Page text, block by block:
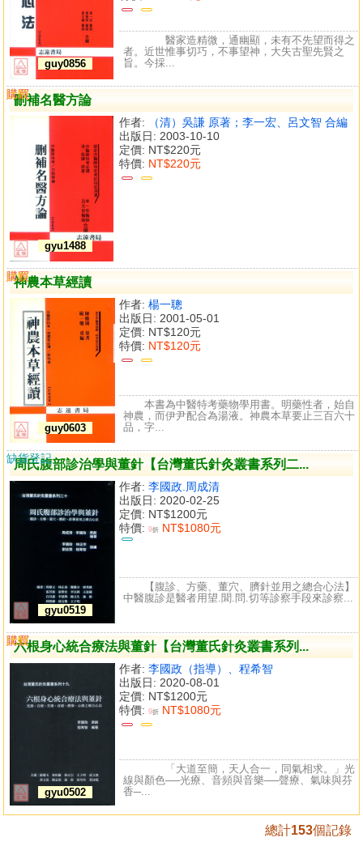
guy0856
醫家造精微，通幽顯，未有不先望而得之
者。近世惟事切巧，不事望神，大失古聖先賢之
旨。今採...
刪補名醫方論
gyu1488
作者:
（清）吳謙 原著；李一宏、呂文智 合編
出版日: 2003-10-10
定價: NT$220元
特價: NT$220元
購買
比較
神農本草經讀
guy0603
作者: 楊一聰
出版日: 2001-05-01
定價: NT$120元
特價: NT$120元
購買
比較
本書為中醫特考藥物學用書。明藥性者，始自
神農，而伊尹配合為湯液。神農本草要止三百六十
品，字...
周氏腹部診治學與董針【台灣董氏針灸叢書系列二...
gyu0519
作者: 李國政.周成清
出版日: 2020-02-25
定價: NT$1200元
特價: 9折 NT$1080元
缺貨登記
【腹診、方藥、董穴、臍針並用之總合心法】
中醫腹診是醫者用望.聞.問.切等診察手段來診察...
六根身心統合療法與董針【台灣董氏針灸叢書系列...
gyu0502
作者: 李國政（指導）、程希智
出版日: 2020-08-01
定價: NT$1200元
特價: 9折 NT$1080元
購買
比較
「大道至簡，天人合一，同氣相求。」光
線與顏色──光療、音頻與音樂──聲療、氣味與芬
香─...
總計153個記錄